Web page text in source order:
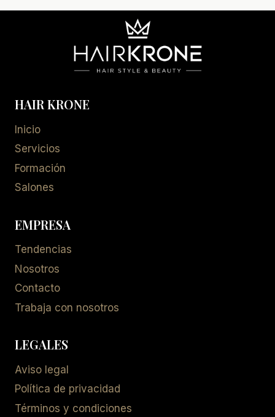
HAIR KRONE
Inicio
Servicios
Formación
Salones
EMPRESA
Tendencias
Nosotros
Contacto
Trabaja con nosotros
LEGALES
Aviso legal
Política de privacidad
Términos y condiciones